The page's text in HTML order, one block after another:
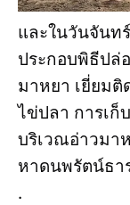
และในวันจันท
ประกอบพิธีปล่
มาหยา เยี่ยม
ไข่ปลา การเก็
บริเวณอ่าวมา
หาดนพรัตน์ธา
.